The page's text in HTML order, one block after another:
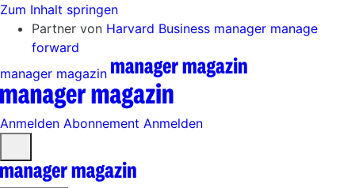
Zum Inhalt springen
Partner von Harvard Business manager manage
forward
manager magazin
Anmelden Abonnement Anmelden
öffnen